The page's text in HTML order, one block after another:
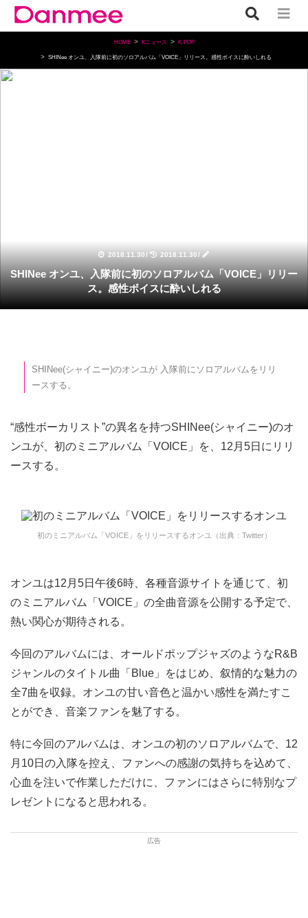
HOME Kニュース K-POP
SHINee オンユ、入隊前に初のソロアルバム「VOICE」リリース。感性ボイスに酔いしれる
2018.11.30/ 2018.11.30/
SHINee オンユ、入隊前に初のソロアルバム「VOICE」リリー
ス。感性ボイスに酔いしれる
SHINee(シャイニー)のオンユが 入隊前にソロアルバムをリリ
ースする。
“感性ボーカリスト”の異名を持つSHINee(シャイニー)のオ
ンユが、初のミニアルバム「VOICE」を、12月5日にリリ
ースする。
初のミニアルバム「VOICE」をリリースするオンユ（出典：Twitter）
オンユは12月5日午後6時、各種音源サイトを通じて、初
のミニアルバム「VOICE」の全曲音源を公開する予定で、
熱い関心が期待される。
今回のアルバムには、オールドポップジャズのようなR&B
ジャンルのタイトル曲「Blue」をはじめ、叙情的な魅力の
全7曲を収録。オンユの甘い音色と温かい感性を満たすこ
とができ、音楽ファンを魅了する。
特に今回のアルバムは、オンユの初のソロアルバムで、12
月10日の入隊を控え、ファンへの感謝の気持ちを込めて、
心血を注いで作業しただけに、ファンにはさらに特別なプ
レゼントになると思われる。